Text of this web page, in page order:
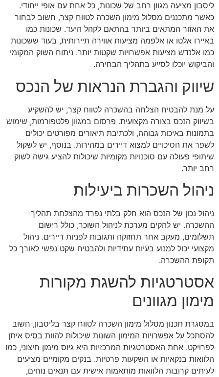
ליסבון מציעה מגוון רחב של שכונות, כל אחת עם אופי ייחודי.
כאשר מתכננים מסלול מימון השכרה לטווח קצר, חשוב לבחור
את האזור המתאים ביותר בהתאם לקהל היעד. שכונות כמו
באיירו אלטו או אלפמה מציעות אווירה תיירותית, בעוד ששכונות
כמו אלנדש מציעות אפשרויות שקטות יותר. ניתוח השוק המקומי
והביקוש יוכלו לסייע בתהליך הבחירה.
שיווק והגברת הנראות של הנכס
על מנת להבטיח הצלחה בהשכרה לטווח קצר, יש להשקיע
בשיווק הנכס בצורה מקצועית. פרסום במגוון פלטפורמות, שימוש
בתמונות באיכות גבוהה, ולכתיבת תיאורים מפורטים יכולים
לשפר את הסיכויים למצוא דיירים במהירות. בנוסף, יש לשקול
שיתופי פעולה עם סוכנויות מקומיות שיכולות להציע גישה לשוק
רחב יותר.
ניהול השכרות ביעילות
ניהול נכון של הנכס הוא חלק בלתי נפרד מהצלחת תהליך
ההשכרה. יש להקים מערכת לניהול השוכר, כולל רישום
תשלומים, מעקב אחר תחזוקה ותגובות לפניות דיירים. ניהול
מקצועי יכול למנוע בעיות עתידיות ולהבטיח שקט נפשי לאורך כל
תקופת ההשכרה.
אסטרטגיות להשגת מקורות
מימון מגוונים
במסגרת תכנון מסלול מימון השכרה לטווח קצר בליסבון, חשוב
להסתכל על אפשרויות המימון השונות שיכולות להוות בסיס איתן
לפרויקט. אחת האסטרטגיות המרכזיות היא גיוס מימון חיצוני, כמו
הלוואות בנקאיות או השקעות פרטיות. בנקים מקומיים מציעים
לעיתים קרובות הלוואות מותאמות אישית עם תנאים נוחים,